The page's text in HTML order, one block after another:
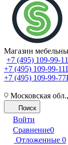
Магазин
+7 (495) 109-99-11
+7 (495) 109-99-11
+7 (495) 109-99-77
Московская
Поиск
Войти
Сравнение0
Отложенные 0